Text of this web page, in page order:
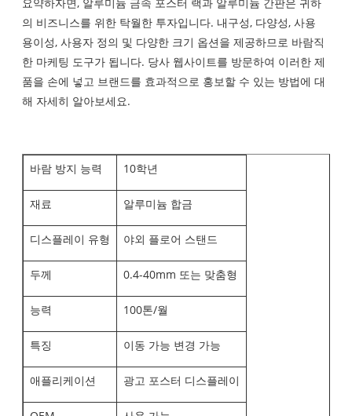
요약하자면, 알루미늄 금속 포스터 랙과 알루미늄 간판은 귀하
의 비즈니스를 위한 탁월한 투자입니다. 내구성, 다양성, 사용
용이성, 사용자 정의 및 다양한 크기 옵션을 제공하므로 바람직
한 마케팅 도구가 됩니다. 당사 웹사이트를 방문하여 이러한 제
품을 손에 넣고 브랜드를 효과적으로 홍보할 수 있는 방법에 대
해 자세히 알아보세요.
바람 방지 능력 10학년
재료 알루미늄 합금
디스플레이 유형 야외 플로어 스탠드
두께 0.4-40mm 또는 맞춤형
능력 100톤/월
특징 이동 가능 변경 가능
애플리케이션 광고 포스터 디스플레이